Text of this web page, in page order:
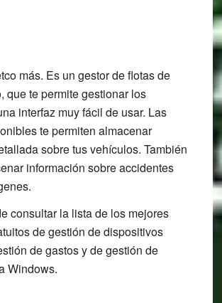
más. Es un gestor de flotas de
que te permite gestionar los
interfaz muy fácil de usar. Las
te permiten almacenar
sobre tus vehículos. También
información sobre accidentes
consultar la lista de los mejores
de gestión de dispositivos
de gastos y de gestión de
Windows.